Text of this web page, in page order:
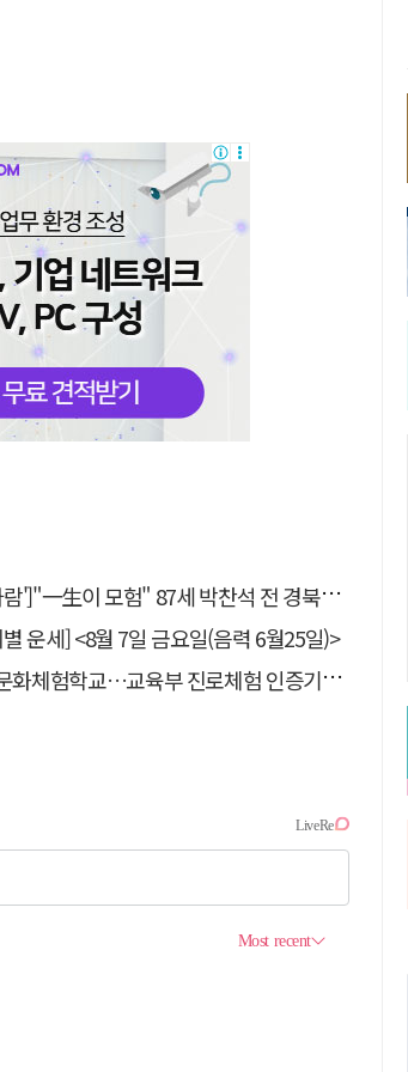
一生이 모험" 87세 박찬석 전 경북대 총장
운세] <8월 7일 금요일(음력 6월25일)>
체험학교…교육부 진로체험 인증기관 선정